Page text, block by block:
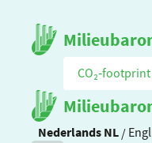
CO₂‑footprint
Nederlands NL /